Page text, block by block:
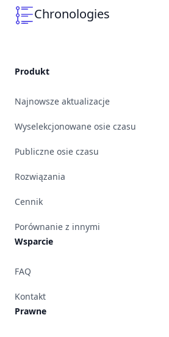
Chronologies
Produkt
Najnowsze aktualizacje
Wyselekcjonowane osie czasu
Publiczne osie czasu
Rozwiązania
Cennik
Porównanie z innymi
Wsparcie
FAQ
Kontakt
Prawne